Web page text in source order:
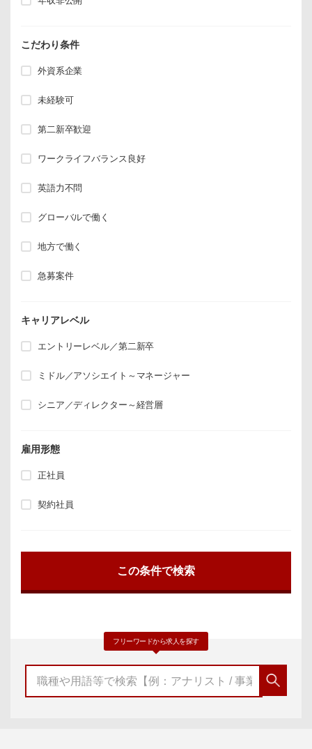
こだわり条件
外資系企業
未経験可
第二新卒歓迎
ワークライフバランス良好
英語力不問
グローバルで働く
地方で働く
急募案件
キャリアレベル
エントリーレベル／第二新卒
ミドル／アソシエイト～マネージャー
シニア／ディレクター～経営層
雇用形態
正社員
契約社員
フリーワードから求人を探す